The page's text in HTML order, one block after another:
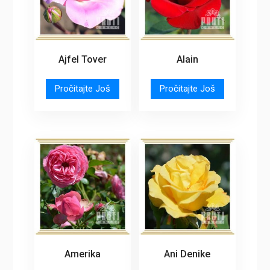
Ajfel Tover
Pročitajte Još
Alain
Pročitajte Još
Amerika Ani Denike